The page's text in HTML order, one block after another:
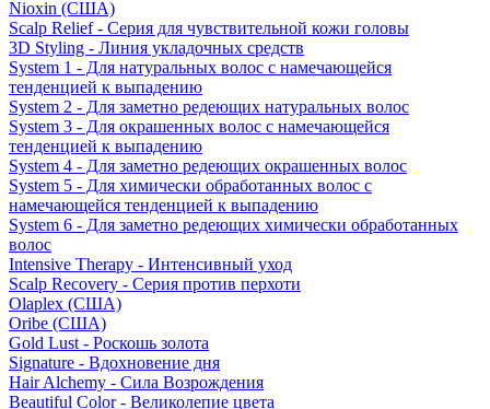
Nioxin (США)
Scalp Relief - Серия для чувствительной кожи головы
3D Styling - Линия укладочных средств
System 1 - Для натуральных волос с намечающейся
тенденцией к выпадению
System 2 - Для заметно редеющих натуральных волос
System 3 - Для окрашенных волос с намечающейся
тенденцией к выпадению
System 4 - Для заметно редеющих окрашенных волос
System 5 - Для химически обработанных волос с
намечающейся тенденцией к выпадению
System 6 - Для заметно редеющих химически обработанных
волос
Intensive Therapy - Интенсивный уход
Scalp Recovery - Серия против перхоти
Olaplex (США)
Oribe (США)
Gold Lust - Роскошь золота
Signature - Вдохновение дня
Hair Alchemy - Сила Возрождения
Beautiful Color - Великолепие цвета